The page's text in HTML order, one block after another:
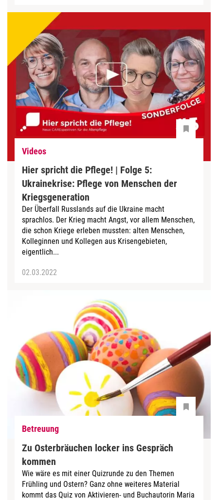
Videos
Hier spricht die Pflege! | Folge 5:
Ukrainekrise: Pflege von Menschen der
Kriegsgeneration
Der Überfall Russlands auf die Ukraine macht
sprachlos. Der Krieg macht Angst, vor allem Menschen,
die schon Kriege erleben mussten: alten Menschen,
Kolleginnen und Kollegen aus Krisengebieten,
eigentlich...
02.03.2022
Betreuung
Zu Osterbräuchen locker ins Gespräch
kommen
Wie wäre es mit einer Quizrunde zu den Themen
Frühling und Ostern? Ganz ohne weiteres Material
kommt das Quiz von Aktivieren- und Buchautorin Maria